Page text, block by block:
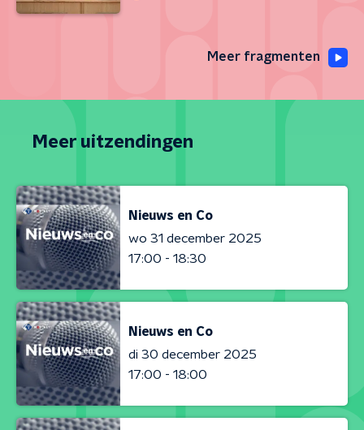
Meer fragmenten
Meer uitzendingen
Nieuws en Co
wo 31 december 2025
17:00 - 18:30
Nieuws en Co
di 30 december 2025
17:00 - 18:00